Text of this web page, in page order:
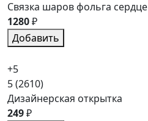
Связка шаров фольга сердце
1280₽
Добавить
+5
5(2610)
Дизайнерская открытка
249₽